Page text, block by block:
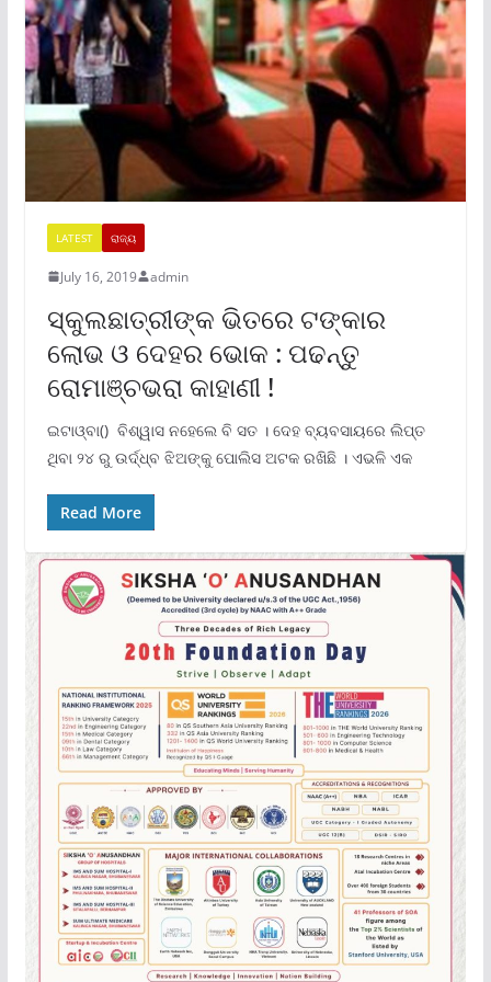
LATEST ରାଜ୍ୟ
July 16, 2019 admin
ସ୍କୁଲଛାତ୍ରୀଙ୍କ ଭିତରେ ଟଙ୍କାର
ଲୋଭ ଓ ଦେହର ଭୋକ : ପଢନ୍ତୁ
ରୋମାଞ୍ଚଭରା କାହାଣୀ !
ଇଟାଓ୍ବା() ବିଶ୍ୱାସ ନହେଲେ ବି ସତ । ଦେହ ବ୍ୟବସାୟରେ ଲିପ୍ତ
ଥିବା ୨୪ ରୁ ଉର୍ଦ୍ଧ୍ବ ଝିଅଙ୍କୁ ପୋଲିସ ଅଟକ ରଖିଛି । ଏଭଳି ଏକ
Read More